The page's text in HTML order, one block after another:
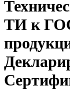
ТИ к